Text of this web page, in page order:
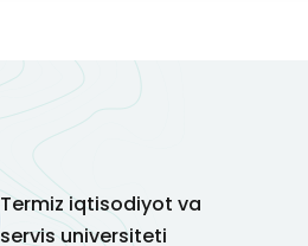
Termiz iqtisodiyot va
servis universiteti